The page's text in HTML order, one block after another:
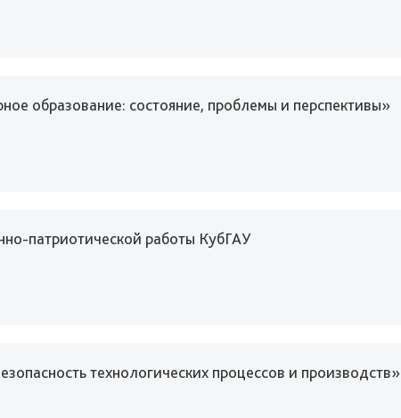
образование: состояние, проблемы и перспективы»
патриотической работы КубГАУ
технологических процессов и производств»